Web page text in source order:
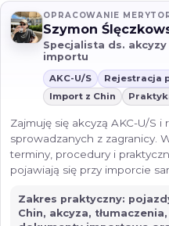
OPRACOWANIE
Szymon
Specjalista ds.
importu
AKC-U/S Rejestracja
Import z Chin
Zajmuję się akcyzą AKC-U/S
sprowadzanych z zagranicy.
terminy, procedury i
pojawiają się przy imporcie
Zakres praktyczny:
Chin, akcyza,